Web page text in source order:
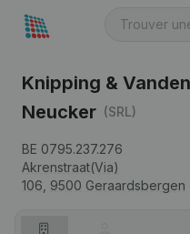
Knipping & Vanden
Neucker (SRL)
BE 0795.237.276
Akrenstraat(Via)
106, 9500 Geraardsbergen